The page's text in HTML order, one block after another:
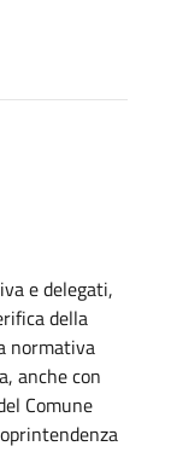
e delegati,
della
normativa
anche con
Comune